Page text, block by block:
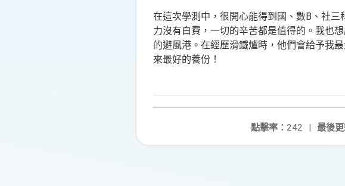
在這次學測中，很開心能得到國、數B、社
力沒有白費，一切的辛苦都是值得的。我也
的避風港。在經歷滑鐵爐時，他們會給予我
來最好的養份！
最後更
點擊率： 242 |